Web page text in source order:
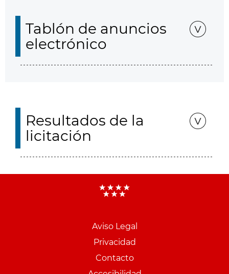
Tablón de anuncios
electrónico
Resultados de la
licitación
Aviso Legal
Privacidad
Contacto